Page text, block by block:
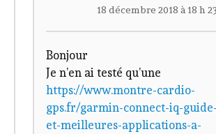
18 décembre 2018 à 18 h
Bonjour
Je n’en ai testé qu’une
https://www.montre-cardio-
gps.fr/garmin-connect-iq-
et-meilleures-applications-a-